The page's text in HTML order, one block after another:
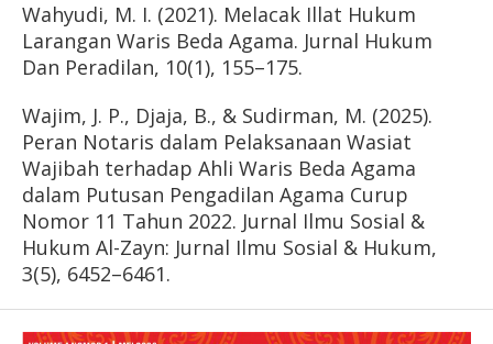
Wahyudi, M. I. (2021). Melacak Illat Hukum
Larangan Waris Beda Agama. Jurnal Hukum
Dan Peradilan, 10(1), 155–175.
Wajim, J. P., Djaja, B., & Sudirman, M. (2025).
Peran Notaris dalam Pelaksanaan Wasiat
Wajibah terhadap Ahli Waris Beda Agama
dalam Putusan Pengadilan Agama Curup
Nomor 11 Tahun 2022. Jurnal Ilmu Sosial &
Hukum Al-Zayn: Jurnal Ilmu Sosial & Hukum,
3(5), 6452–6461.